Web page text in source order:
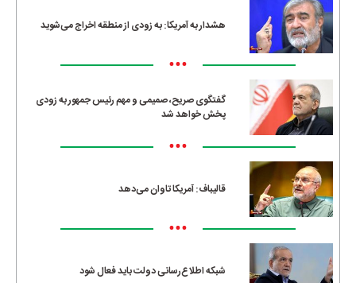
هشدار به آمریکا: به زودی از منطقه اخراج می‌شوید
•••
گفتگوی صریح، صمیمی و مهم رئیس جمهور به زودی
پخش خواهد شد
•••
قالیباف: آمریکا تاوان می‌دهد
•••
شبکه اطلاع‌رسانی دولت باید فعال شود